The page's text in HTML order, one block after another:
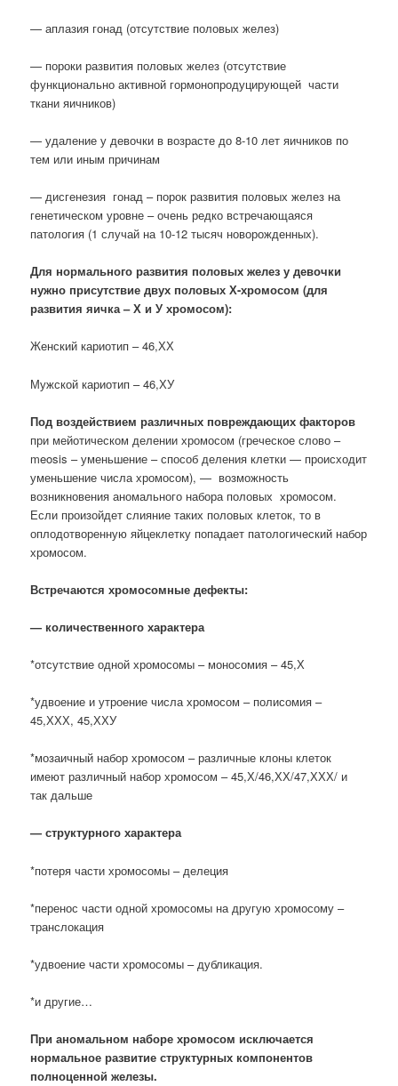
— аплазия гонад (отсутствие половых желез)
— пороки развития половых желез (отсутствие
функционально активной гормонопродуцирующей части
ткани яичников)
— удаление у девочки в возрасте до 8-10 лет яичников по
тем или иным причинам
— дисгенезия гонад – порок развития половых желез на
генетическом уровне – очень редко встречающаяся
патология (1 случай на 10-12 тысяч новорожденных).
Для нормального развития половых желез у девочки
нужно присутствие двух половых Х-хромосом (для
развития яичка – Х и У хромосом):
Женский кариотип – 46,ХХ
Мужской кариотип – 46,ХУ
Под воздействием различных повреждающих факторов
при мейотическом делении хромосом (греческое слово –
meosis – уменьшение – способ деления клетки — происходит
уменьшение числа хромосом), — возможность
возникновения аномального набора половых хромосом.
Если произойдет слияние таких половых клеток, то в
оплодотворенную яйцеклетку попадает патологический набор
хромосом.
Встречаются хромосомные дефекты:
— количественного характера
*отсутствие одной хромосомы – моносомия – 45,Х
*удвоение и утроение числа хромосом – полисомия –
45,ХХХ, 45,ХХУ
*мозаичный набор хромосом – различные клоны клеток
имеют различный набор хромосом – 45,Х/46,ХХ/47,ХХХ/ и
так дальше
— структурного характера
*потеря части хромосомы – делеция
*перенос части одной хромосомы на другую хромосому –
транслокация
*удвоение части хромосомы – дубликация.
*и другие…
При аномальном наборе хромосом исключается
нормальное развитие структурных компонентов
полноценной железы.